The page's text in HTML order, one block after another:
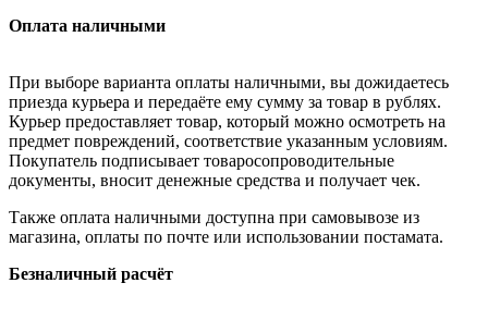
Оплата наличными
При выборе варианта оплаты наличными, вы дожидаетесь
приезда курьера и передаёте ему сумму за товар в рублях.
Курьер предоставляет товар, который можно осмотреть на
предмет повреждений, соответствие указанным условиям.
Покупатель подписывает товаросопроводительные
документы, вносит денежные средства и получает чек.
Также оплата наличными доступна при самовывозе из
магазина, оплаты по почте или использовании постамата.
Безналичный расчёт